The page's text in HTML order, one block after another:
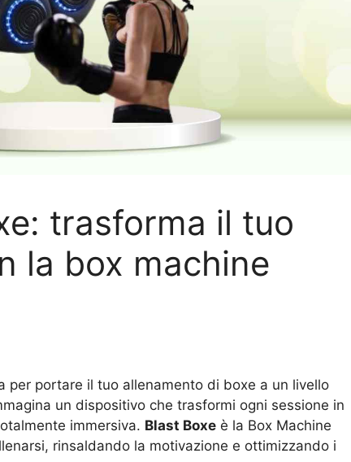
trasforma il tuo
la box machine
per portare il tuo allenamento di boxe a un livello
un dispositivo che trasformi ogni sessione in
immersiva. Blast Boxe è la Box Machine
rinsaldando la motivazione e ottimizzando i